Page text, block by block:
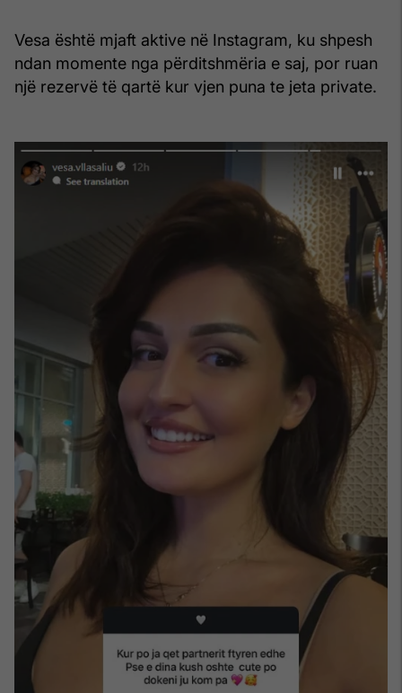
Vesa është mjaft aktive në Instagram, ku shpesh
ndan momente nga përditshmëria e saj, por ruan
një rezervë të qartë kur vjen puna te jeta private.